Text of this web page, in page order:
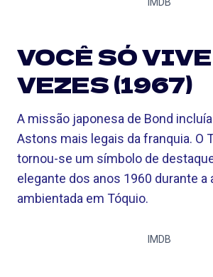
IMDB
VOCÊ SÓ
VEZES (1967)
A missão japonesa de Bond
Astons mais legais da franquia. O
tornou-se um símbolo de
elegante dos anos 1960 durante a
ambientada em Tóquio.
IMDB